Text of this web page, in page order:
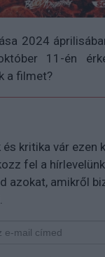
2024
11-én
a filmet?
és kritika vár ezen
fel a
azokat, amikről